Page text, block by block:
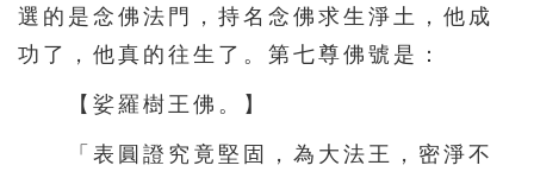
選的是念佛法門，持名念佛求生淨土，他成
功了，他真的往生了。第七尊佛號是：
【娑羅樹王佛。】
「表圓證究竟堅固，為大法王，密淨不